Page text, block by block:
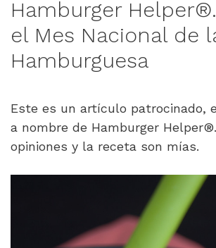
Hamburger
el Mes Nacional de
Hamburguesa
Este es un artículo patrocinado,
a nombre de Hamburger
opiniones y la receta son mías.